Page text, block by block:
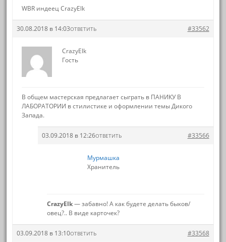
WBR индеец CrazyElk
30.08.2018 в 14:03 #33562
ОТВЕТИТЬ
CrazyElk
Гость
В общем мастерская предлагает сыграть в ПАНИКУ В
ЛАБОРАТОРИИ в стилистике и оформлении темы Дикого
Запада.
03.09.2018 в 12:26 #33566
ОТВЕТИТЬ
Мурмашка
Хранитель
CrazyElk— забавно! А как будете делать быков/
овец?.. В виде карточек?
03.09.2018 в 13:10 #33568
ОТВЕТИТЬ